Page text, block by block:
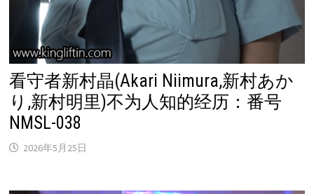
看守者新村晶(Akari Niimura,新村あか
り,新村明里)不为人知的经历：番号
NMSL-038
2026年5月25日